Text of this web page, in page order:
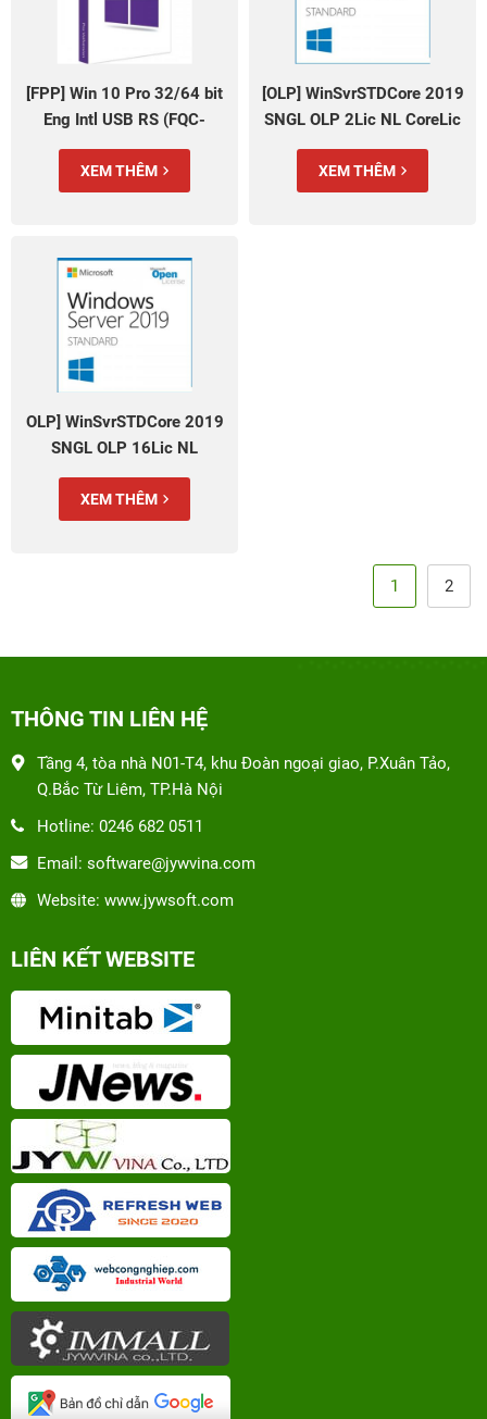
[FPP] Win 10 Pro 32/64 bit
Eng Intl USB RS (FQC-
10070)
XEM THÊM
[OLP] WinSvrSTDCore 2019
SNGL OLP 2Lic NL CoreLic
(9EM-00653)
XEM THÊM
OLP] WinSvrSTDCore 2019
SNGL OLP 16Lic NL
CoreLic (9EM-00652)
XEM THÊM
1 2
THÔNG TIN LIÊN HỆ
Tầng 4, tòa nhà N01-T4, khu Đoàn ngoại giao, P.Xuân Tảo,
Q.Bắc Từ Liêm, TP.Hà Nội
Hotline: 0246 682 0511
Email: software@jywvina.com
Website: www.jywsoft.com
LIÊN KẾT WEBSITE